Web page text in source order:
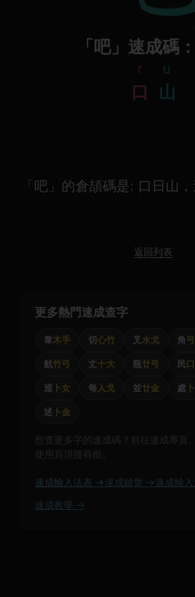
「吧」速成碼
r
口
u
山
「吧」的倉頡碼是: 口日山
返回列表
更多熱門速成查字
韋木手 切心竹 叉 水戈 角
航竹弓 丈十大 瓶廿弓 民
巡 卜女 每人戈 並廿金 處
述 卜金
想查更多字的速成碼？前往速成專頁
使用頁頂搜尋框。
速成輸入法表 → 速成鍵盤 → 速成輸
速成教學 →